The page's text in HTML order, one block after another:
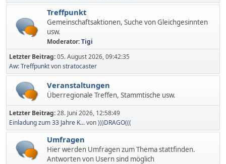
Treffpunkt
Gemeinschaftsaktionen, Suche von Gleichgesinnten
usw.
Moderator:Tigi
Letzter Beitrag:05. August 2026, 09:42:35
Aw: Treffpunktvonstratocaster
Veranstaltungen
Überregionale Treffen, Stammtische usw.
Letzter Beitrag:28. Juni 2026, 12:58:49
Einladung zum 33 Jahre K...von)))DRAGO(((
Umfragen
Hier werden Umfragen zum Thema stattfinden.
Antworten von Usern sind möglich